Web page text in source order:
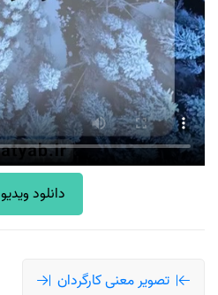
دانلود ویدیو
تصویر معنی کارگردان